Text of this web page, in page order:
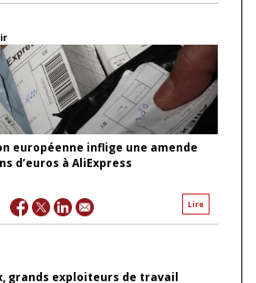
européenne inflige une amende
d’euros à AliExpress
Lire
grands exploiteurs de travail